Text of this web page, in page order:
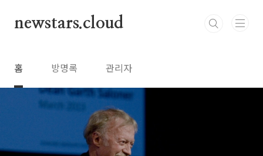
newstars.cloud
홈 방명록 관리자